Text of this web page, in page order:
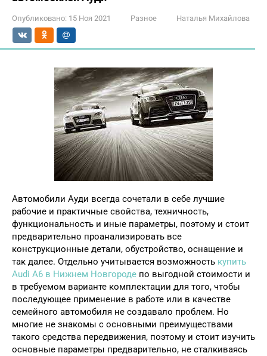
Опубликовано: 15 Ноя 2021 Разное Наталья Михайлова
Автомобили Ауди всегда сочетали в себе лучшие
рабочие и практичные свойства, техничность,
функциональность и иные параметры, поэтому и стоит
предварительно проанализировать все
конструкционные детали, обустройство, оснащение и
так далее. Отдельно учитывается возможность купить
Audi A6 в Нижнем Новгороде по выгодной стоимости и
в требуемом варианте комплектации для того, чтобы
последующее применение в работе или в качестве
семейного автомобиля не создавало проблем. Но
многие не знакомы с основными преимуществами
такого средства передвижения, поэтому и стоит изучить
основные параметры предварительно, не сталкиваясь